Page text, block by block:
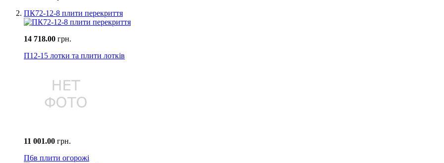
ПК72-12-8 плити перекриття
14 718.00 грн.
П12-15 лотки та плити лотків
11 001.00 грн.
П6в плити огорожі